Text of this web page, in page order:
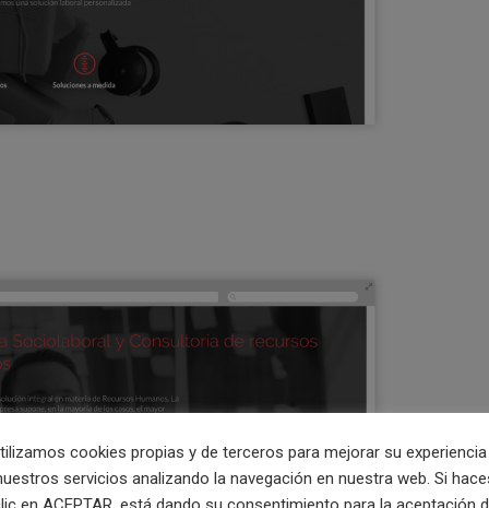
cookies propias y de terceros para mejorar su
servicios analizando la navegación en nuestra web. Si